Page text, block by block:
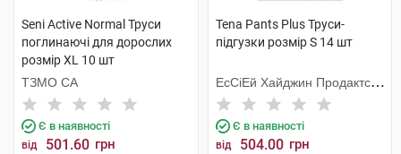
Seni Active Normal Труси
поглинаючі для дорослих
розмір XL 10 шт
ТЗМО СА
Є в наявності
від 501.60 грн
Tena Pants Plus Труси-
підгузки розмір S 14 шт
ЕсСіЕй Хайджин Продактс
Хугезанд
Є в наявності
від 504.00 грн